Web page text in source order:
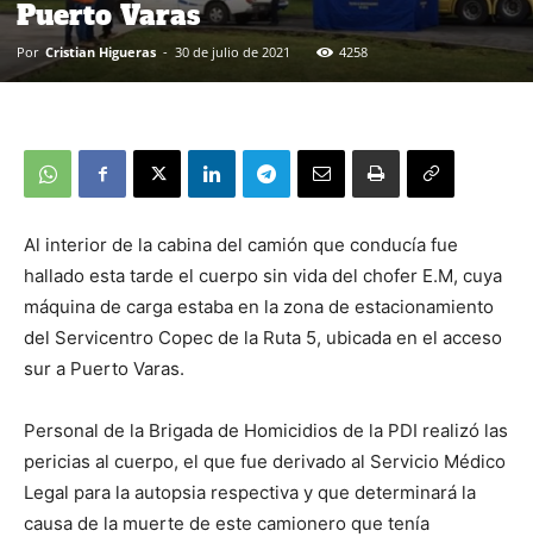
Puerto Varas
Por Cristian Higueras - 30 de julio de 2021 4258
Al interior de la cabina del camión que conducía fue
hallado esta tarde el cuerpo sin vida del chofer E.M, cuya
máquina de carga estaba en la zona de estacionamiento
del Servicentro Copec de la Ruta 5, ubicada en el acceso
sur a Puerto Varas.
Personal de la Brigada de Homicidios de la PDI realizó las
pericias al cuerpo, el que fue derivado al Servicio Médico
Legal para la autopsia respectiva y que determinará la
causa de la muerte de este camionero que tenía